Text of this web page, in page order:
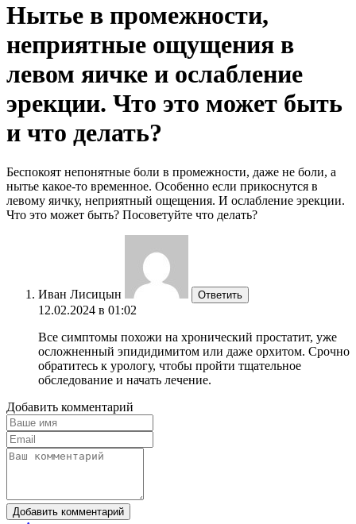
Нытье в промежности,
неприятные ощущения в
левом яичке и ослабление
эрекции. Что это может быть
и что делать?
Беспокоят непонятные боли в промежности, даже не боли, а
нытье какое-то временное. Особенно если прикоснутся в
левому яичку, неприятный ощещения. И ослабление эрекции.
Что это может быть? Посоветуйте что делать?
Иван Лисицын Ответить
12.02.2024 в 01:02
Все симптомы похожи на хронический простатит, уже
осложненный эпидидимитом или даже орхитом. Срочно
обратитесь к урологу, чтобы пройти тщательное
обследование и начать лечение.
Добавить комментарий
Добавить комментарий